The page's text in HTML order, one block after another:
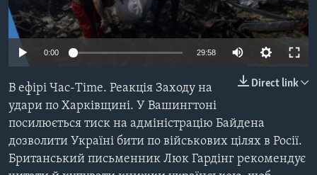
СУСПІЛЬСТВО
ЕКОНОМІКА
ІСТОРІЇ УСПІХУ УКРАЇНЦІВ
ТЕЛЕПРОГРАМИ
ЧАС-TIME
СТУДІЯ ВАШИНГТОН
ВІКНО В АМЕРИКУ
ПРАЙМ-ТАЙМ
ENGLISH
Learning English
МИ В СОЦМЕРЕЖАХ
0:00 29:58
Direct link
В ефірі Час-Time. Реакція Заходу на
удари по Харківщині. У Вашингтоні
посилюється тиск на адміністрацію Байдена
дозволити Україні бити по військових цілях в Росії.
Британський письменник Люк Гардінг рекомендує